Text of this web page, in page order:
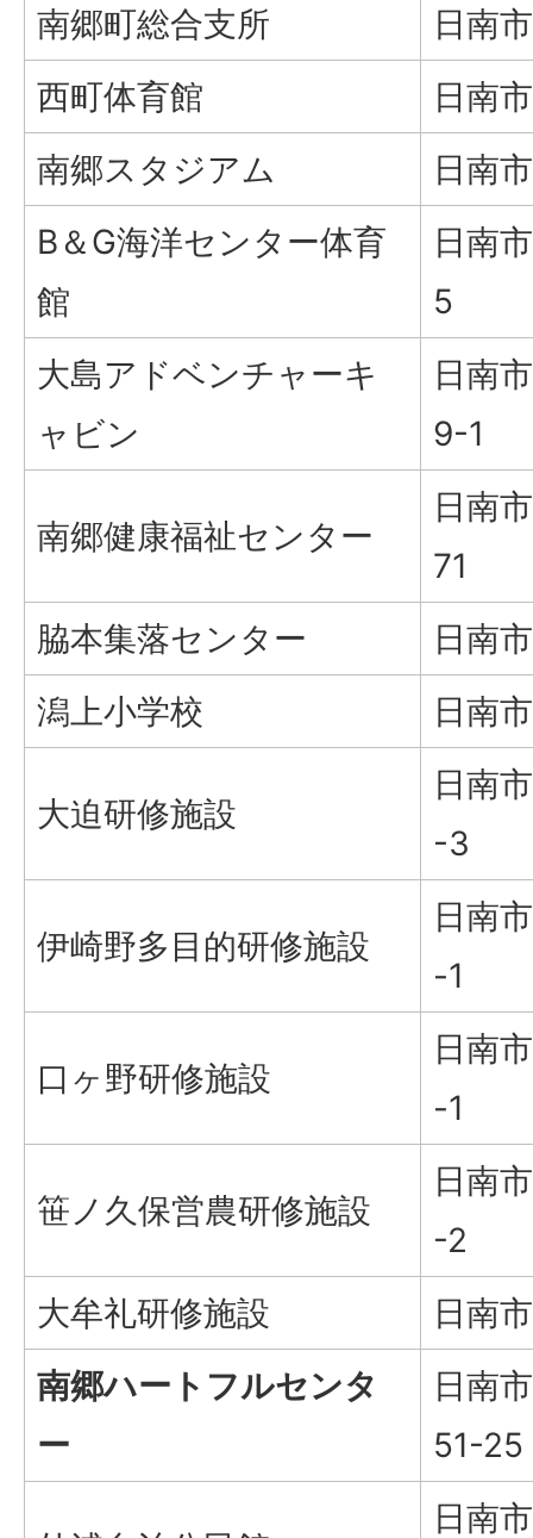
南郷町総合支所
日南
西町体育館
日南
南郷スタジアム
日南
B＆G海洋センター体育
館
日南
5
大島アドベンチャーキ
ャビン
日南
9-1
南郷健康福祉センター
日南
71
脇本集落センター
日南
潟上小学校
日南
大迫研修施設
日南
-3
伊崎野多目的研修施設
日南
-1
口ヶ野研修施設
日南
-1
笹ノ久保営農研修施設
日南
-2
大牟礼研修施設
日南
南郷ハートフルセンタ
ー
日南
51-25
日南